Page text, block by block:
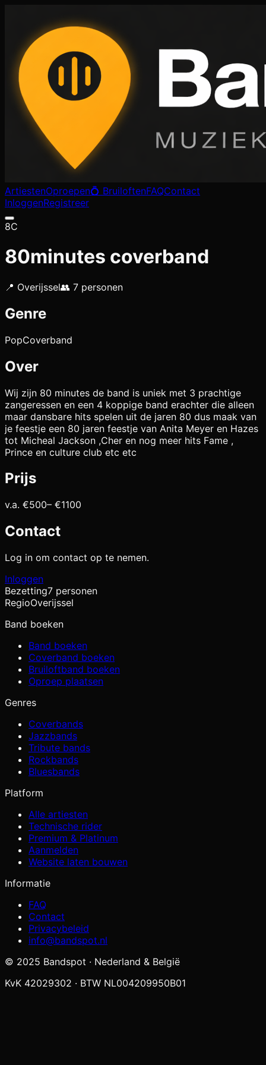
ArtiestenOproepen💍 BruiloftenFAQContact
InloggenRegistreer
8C
80minutes coverband
📍 Overijssel👥 7 personen
Genre
PopCoverband
Over
Wij zijn 80 minutes de band is uniek met 3 prachtige
zangeressen en een 4 koppige band erachter die alleen
maar dansbare hits spelen uit de jaren 80 dus maak van
je feestje een 80 jaren feestje van Anita Meyer en Hazes
tot Micheal Jackson ,Cher en nog meer hits Fame ,
Prince en culture club etc etc
Prijs
v.a. €500– €1100
Contact
Log in om contact op te nemen.
Inloggen
Bezetting7 personen
RegioOverijssel
Band boeken
Band boeken
Coverband boeken
Bruiloftband boeken
Oproep plaatsen
Genres
Coverbands
Jazzbands
Tribute bands
Rockbands
Bluesbands
Platform
Alle artiesten
Technische rider
Premium & Platinum
Aanmelden
Website laten bouwen
Informatie
FAQ
Contact
Privacybeleid
info@bandspot.nl
© 2025 Bandspot · Nederland & België
KvK 42029302 · BTW NL004209950B01